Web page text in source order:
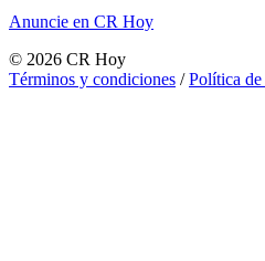
Anuncie en CR Hoy
© 2026 CR Hoy
Términos y condiciones /Política